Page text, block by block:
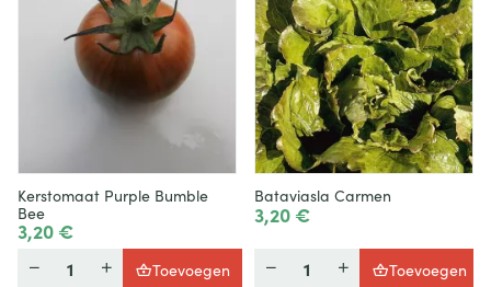
Kerstomaat Purple Bumble
Bee
3,20 €
Toevoegen
Bataviasla Carmen
3,20 €
Toevoegen